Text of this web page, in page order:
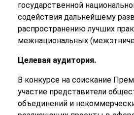
государственной
содействия дальнейшему
распространению лучших
межнациональных
Целевая аудитория.
В конкурсе на соискание
участие представители
объединений и